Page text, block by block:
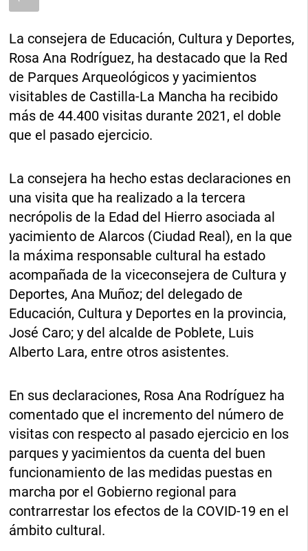
La consejera de Educación, Cultura y Deportes,
Rosa Ana Rodríguez, ha destacado que la Red
de Parques Arqueológicos y yacimientos
visitables de Castilla-La Mancha ha recibido
más de 44.400 visitas durante 2021, el doble
que el pasado ejercicio.
La consejera ha hecho estas declaraciones en
una visita que ha realizado a la tercera
necrópolis de la Edad del Hierro asociada al
yacimiento de Alarcos (Ciudad Real), en la que
la máxima responsable cultural ha estado
acompañada de la viceconsejera de Cultura y
Deportes, Ana Muñoz; del delegado de
Educación, Cultura y Deportes en la provincia,
José Caro; y del alcalde de Poblete, Luis
Alberto Lara, entre otros asistentes.
En sus declaraciones, Rosa Ana Rodríguez ha
comentado que el incremento del número de
visitas con respecto al pasado ejercicio en los
parques y yacimientos da cuenta del buen
funcionamiento de las medidas puestas en
marcha por el Gobierno regional para
contrarrestar los efectos de la COVID-19 en el
ámbito cultural.